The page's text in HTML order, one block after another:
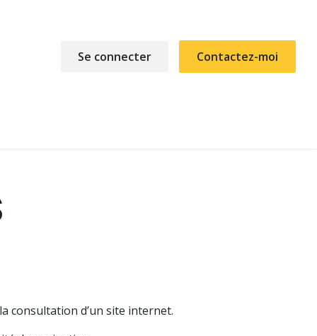
Se connecter Contactez-moi
consultation d’un site internet.